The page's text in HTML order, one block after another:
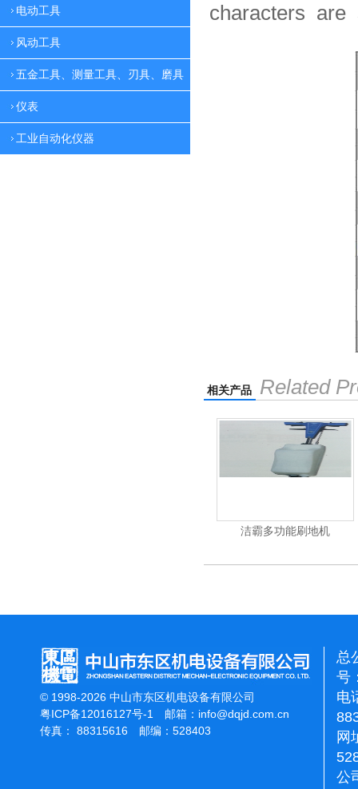
电动工具
风动工具
五金工具、测量工具、刃具、磨具
仪表
工业自动化仪器
characters
相关产品 Related
洁霸多功能刷地机
© 1998-2026 中山市东区机电设备有限公司
粤ICP备12016127号-1
邮箱： info@dqjd.com.cn
传真： 88315616 邮编：528403
总
号
电
网
公